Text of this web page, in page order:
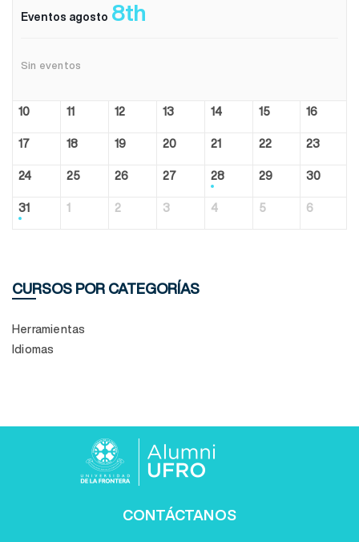
Eventos agosto 8th
Sin eventos
10 11 12 13 14 15 16
17 18 19 20 21 22 23
24 25 26 27 28 29 30
31 1 2 3 4 5 6
CURSOS POR CATEGORÍAS
Herramientas
Idiomas
CONTÁCTANOS